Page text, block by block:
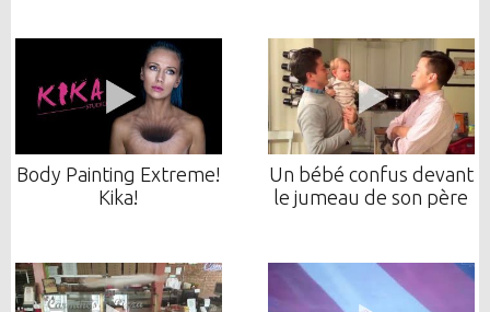
Body Painting Extreme!
Kika!
Un bébé confus devant
le jumeau de son père